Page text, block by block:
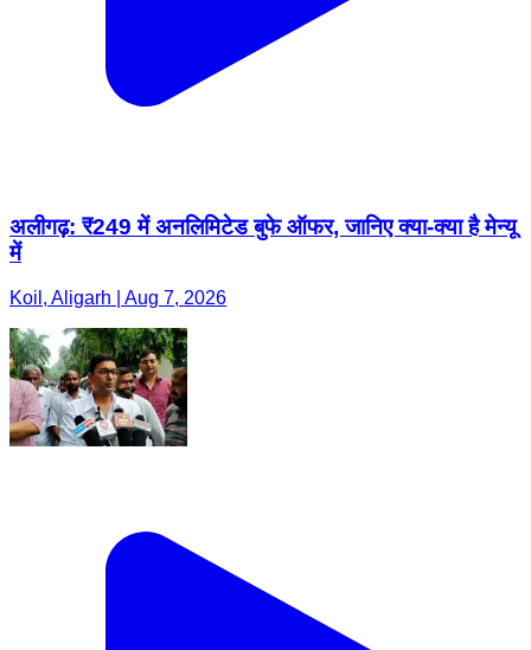
अलीगढ़: ₹249 में अनलिमिटेड बुफे ऑफर, जानिए क्या-क्या है मेन्यू
में
Koil, Aligarh | Aug 7, 2026